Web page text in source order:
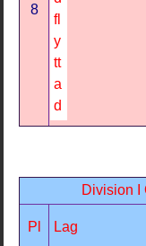
8
Division I
Pl Lag